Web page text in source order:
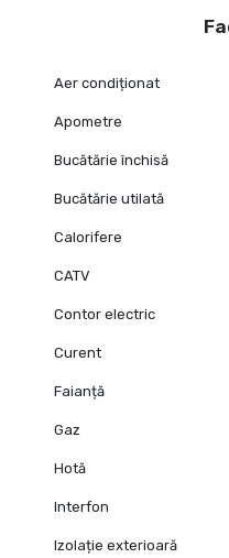
Aer condiționat
Apometre
Bucătărie închisă
Bucătărie utilată
Calorifere
CATV
Contor electric
Curent
Faianță
Gaz
Hotă
Interfon
Izolație exterioară